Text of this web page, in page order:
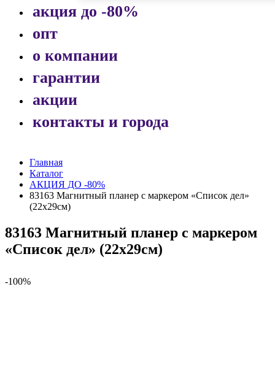
акция до -80%
опт
о компании
гарантии
акции
контакты и города
Главная
Каталог
АКЦИЯ ДО -80%
83163 Магнитный планер с маркером «Список дел»
(22х29см)
83163 Магнитный планер с маркером
«Список дел» (22х29см)
-100%